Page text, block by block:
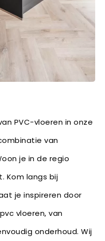
PVC-vloeren in onze
van
je in de regio
Kom langs bij
je inspireren door
vloeren, van
onderhoud. Wij